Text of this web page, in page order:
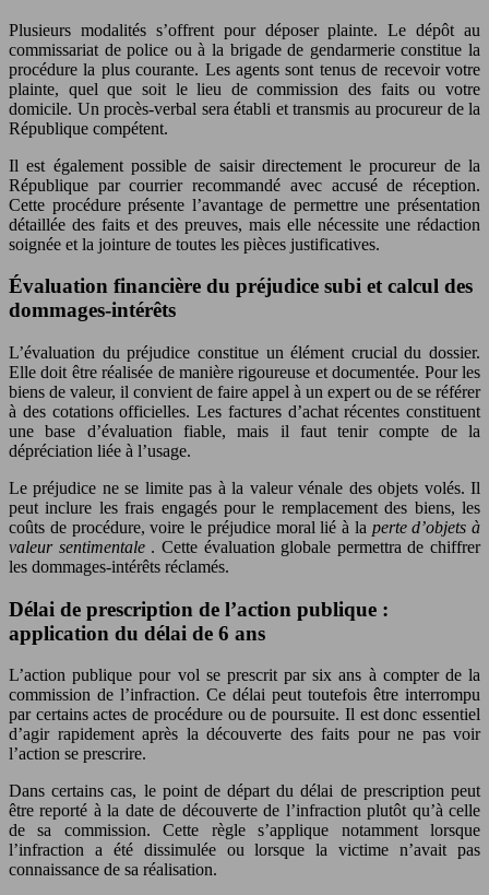
Plusieurs modalités s’offrent pour déposer plainte. Le dépôt au
commissariat de police ou à la brigade de gendarmerie constitue la
procédure la plus courante. Les agents sont tenus de recevoir votre
plainte, quel que soit le lieu de commission des faits ou votre
domicile. Un procès-verbal sera établi et transmis au procureur de la
République compétent.
Il est également possible de saisir directement le procureur de la
République par courrier recommandé avec accusé de réception.
Cette procédure présente l’avantage de permettre une présentation
détaillée des faits et des preuves, mais elle nécessite une rédaction
soignée et la jointure de toutes les pièces justificatives.
Évaluation financière du préjudice subi et calcul des
dommages-intérêts
L’évaluation du préjudice constitue un élément crucial du dossier.
Elle doit être réalisée de manière rigoureuse et documentée. Pour les
biens de valeur, il convient de faire appel à un expert ou de se référer
à des cotations officielles. Les factures d’achat récentes constituent
une base d’évaluation fiable, mais il faut tenir compte de la
dépréciation liée à l’usage.
Le préjudice ne se limite pas à la valeur vénale des objets volés. Il
peut inclure les frais engagés pour le remplacement des biens, les
coûts de procédure, voire le préjudice moral lié à la perte d’objets à
valeur sentimentale . Cette évaluation globale permettra de chiffrer
les dommages-intérêts réclamés.
Délai de prescription de l’action publique :
application du délai de 6 ans
L’action publique pour vol se prescrit par six ans à compter de la
commission de l’infraction. Ce délai peut toutefois être interrompu
par certains actes de procédure ou de poursuite. Il est donc essentiel
d’agir rapidement après la découverte des faits pour ne pas voir
l’action se prescrire.
Dans certains cas, le point de départ du délai de prescription peut
être reporté à la date de découverte de l’infraction plutôt qu’à celle
de sa commission. Cette règle s’applique notamment lorsque
l’infraction a été dissimulée ou lorsque la victime n’avait pas
connaissance de sa réalisation.